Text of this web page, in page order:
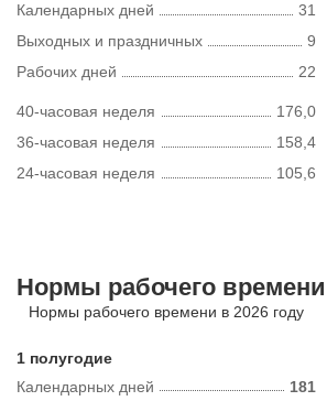
Календарных дней
31
Выходных и праздничных
9
Рабочих дней
22
40-часовая неделя
176,0
36-часовая неделя
158,4
24-часовая неделя
105,6
Нормы рабочего времени
Нормы рабочего времени в 2026 году
1 полугодие
Календарных дней
181